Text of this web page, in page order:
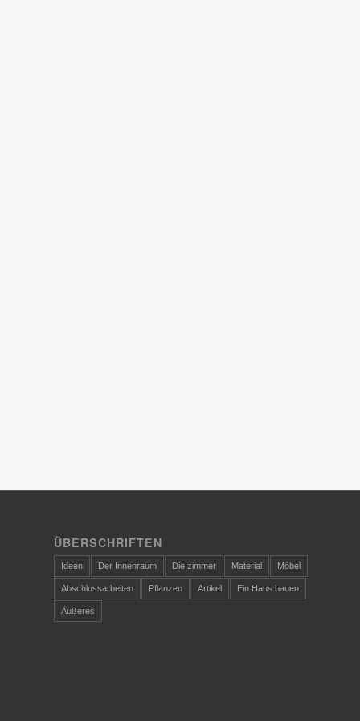
ÜBERSCHRIFTEN
Ideen Der Innenraum Die zimmer Material Möbel
Abschlussarbeiten Pflanzen Artikel Ein Haus bauen
Äußeres